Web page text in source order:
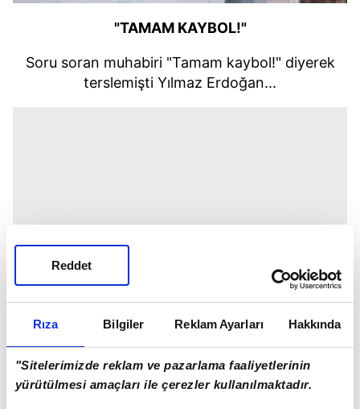
Rıza Bilgiler Reklam Ayarları Hakkında
"Sitelerimizde reklam ve pazarlama faaliyetlerinin
yürütülmesi amaçları ile çerezler kullanılmaktadır.
Reddet
"TAMAM KAYBOL!"
Soru soran muhabiri "Tamam kaybol!" diyerek
terslemişti Yılmaz Erdoğan...